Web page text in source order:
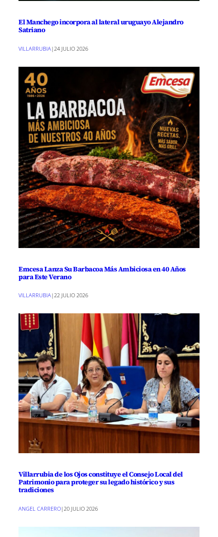
El Manchego incorpora al lateral uruguayo Alejandro
Satriano
VILLARRUBIA | 24 JULIO 2026
Emcesa Lanza Su Barbacoa Más Ambiciosa en 40 Años
para Este Verano
VILLARRUBIA|22 JULIO 2026
Villarrubia de los Ojos constituye el Consejo Local del
Patrimonio para proteger su legado histórico y sus
tradiciones
ANGEL CARRERO| 20 JULIO 2026